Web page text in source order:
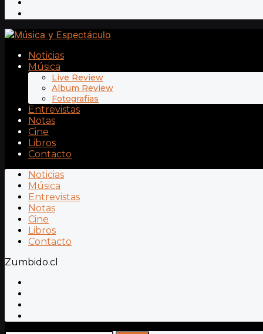
Noticias
Música
Live Review
Album Review
Fotografías
Entrevistas
Notas
Cine
Libros
Contacto
Noticias
Música
Entrevistas
Notas
Cine
Libros
Contacto
Zumbido.cl